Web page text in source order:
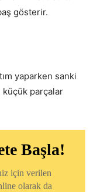
gösterir.
yaparken sanki
küçük parçalar
Başla!
için verilen
olarak da